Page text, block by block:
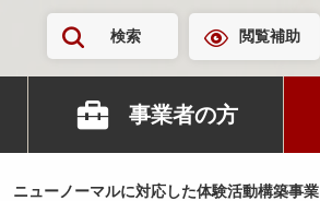
検索 閲覧補助
事業者の方
ニューノーマルに対応した体験活動構築事業